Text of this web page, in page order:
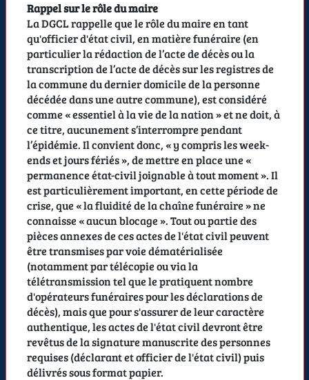
Rappel sur le rôle du maire
La DGCL rappelle que le rôle du maire en tant
qu'officier d'état civil, en matière funéraire (en
particulier la rédaction de l’acte de décès ou la
transcription de l’acte de décès sur les registres de
la commune du dernier domicile de la personne
décédée dans une autre commune), est considéré
comme « essentiel à la vie de la nation » et ne doit, à
ce titre, aucunement s’interrompre pendant
l’épidémie. Il convient donc, « y compris les week-
ends et jours fériés », de mettre en place une «
permanence état-civil joignable à tout moment ». Il
est particulièrement important, en cette période de
crise, que « la fluidité de la chaîne funéraire » ne
connaisse « aucun blocage ». Tout ou partie des
pièces annexes de ces actes de l'état civil peuvent
être transmises par voie dématérialisée
(notamment par télécopie ou via la
télétransmission tel que le pratiquent nombre
d'opérateurs funéraires pour les déclarations de
décès), mais que pour s'assurer de leur caractère
authentique, les actes de l'état civil devront être
revêtus de la signature manuscrite des personnes
requises (déclarant et officier de l'état civil) puis
délivrés sous format papier.